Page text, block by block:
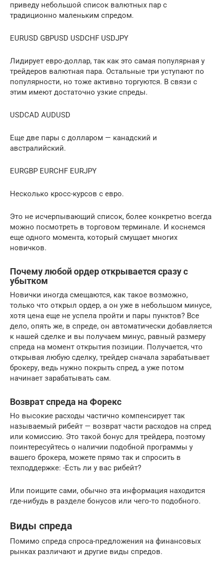
приведу небольшой список валютных пар с
традиционно маленьким спредом.
EURUSD GBPUSD USDCHF USDJPY
Лидирует евро-доллар, так как это самая популярная у
трейдеров валютная пара. Остальные три уступают по
популярности, но тоже активно торгуются. В связи с
этим имеют достаточно узкие спреды.
USDCAD AUDUSD
Еще две пары с долларом — канадский и
австралийский.
EURGBP EURCHF EURJPY
Несколько кросс-курсов с евро.
Это не исчерпывающий список, более конкретно всегда
можно посмотреть в торговом терминале. И коснемся
еще одного момента, который смущает многих
новичков.
Почему любой ордер открывается сразу с
убытком
Новички иногда смещаются, как такое возможно,
только что открыл ордер, а он уже в небольшом минусе,
хотя цена еще не успела пройти и пары пунктов? Все
дело, опять же, в спреде, он автоматически добавляется
к нашей сделке и вы получаем минус, равный размеру
спреда на момент открытия позиции. Получается, что
открывая любую сделку, трейдер сначала зарабатывает
брокеру, ведь нужно покрыть спред, а уже потом
начинает зарабатывать сам.
Возврат спреда на Форекс
Но высокие расходы частично компенсирует так
называемый рибейт — возврат части расходов на спред
или комиссию. Это такой бонус для трейдера, поэтому
поинтересуйтесь о наличии подобной программы у
вашего брокера, можете прямо так и спросить в
техподдержке: -Есть ли у вас рибейт?
Или поищите сами, обычно эта информация находится
где-нибудь в разделе бонусов или чего-то подобного.
Виды спреда
Помимо спреда спроса-предложения на финансовых
рынках различают и другие виды спредов.